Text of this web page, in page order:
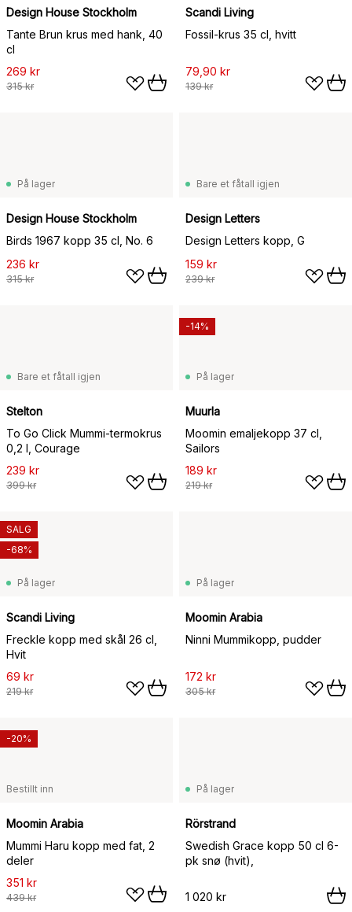
Design House Stockholm
Tante Brun krus med hank, 40
cl
269 kr
315 kr
Scandi Living
Fossil-krus 35 cl, hvitt
79,90 kr
139 kr
På lager
Design House Stockholm
Birds 1967 kopp 35 cl, No. 6
236 kr
315 kr
Bare et fåtall igjen
Design Letters
Design Letters kopp, G
159 kr
239 kr
Bare et fåtall igjen
Stelton
To Go Click Mummi-termokrus
0,2 l, Courage
239 kr
399 kr
På lager
Muurla
Moomin emaljekopp 37 cl,
Sailors
189 kr
219 kr
-14%
På lager
Scandi Living
Freckle kopp med skål 26 cl,
Hvit
69 kr
219 kr
SALG
-68%
På lager
Moomin Arabia
Ninni Mummikopp, pudder
172 kr
305 kr
Bestillt inn
Moomin Arabia
Mummi Haru kopp med fat, 2
deler
351 kr
439 kr
-20%
På lager
Rörstrand
Swedish Grace kopp 50 cl 6-
pk snø (hvit),
1 020 kr